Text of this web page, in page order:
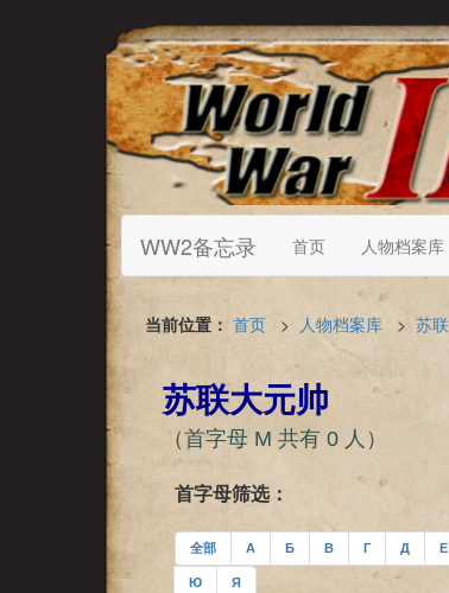
WW2备忘录 首页 人物档案库
当前位置： 首页 > 人物档案库 > 苏联
苏联大元帅
（首字母 М 共有 0 人）
首字母筛选：
全部 А Б В Г Д Е
Ю Я